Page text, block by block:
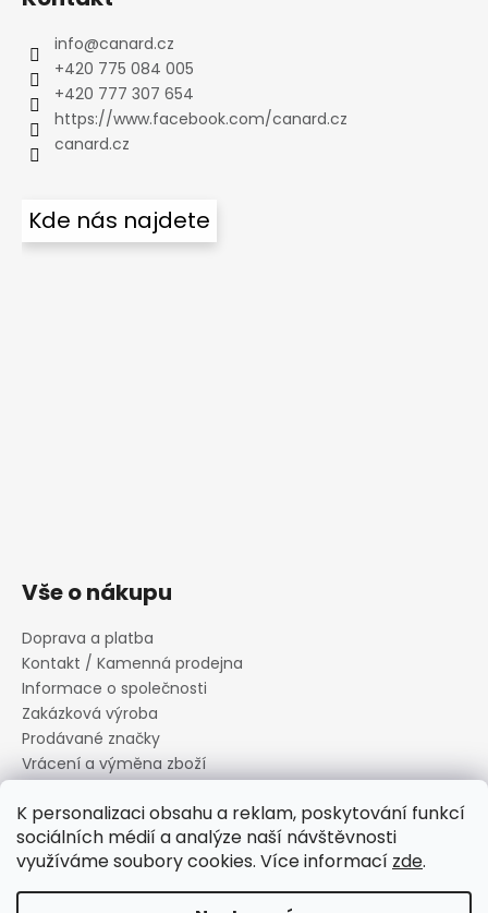
K personalizaci obsahu a reklam, poskytování funkcí
sociálních médií a analýze naší návštěvnosti
využíváme soubory cookies. Více informací zde.
info@canard.cz
+420 775 084 005
+420 777 307 654
https://www.facebook.com/canard.cz
canard.cz
Kde nás najdete
Vše o nákupu
Doprava a platba
Kontakt / Kamenná prodejna
Informace o společnosti
Zakázková výroba
Prodávané značky
Vrácení a výměna zboží
Informace o souborech cookies
Reklamační řád
Obchodní podmínky